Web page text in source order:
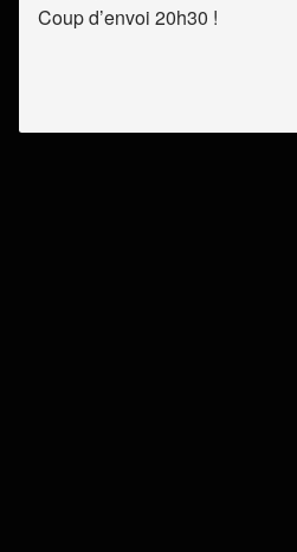
Coup d’envoi 20h30 !